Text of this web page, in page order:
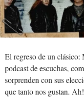
El regreso de un
podcast de escuchas,
sorprenden con sus
que tanto nos gustan.